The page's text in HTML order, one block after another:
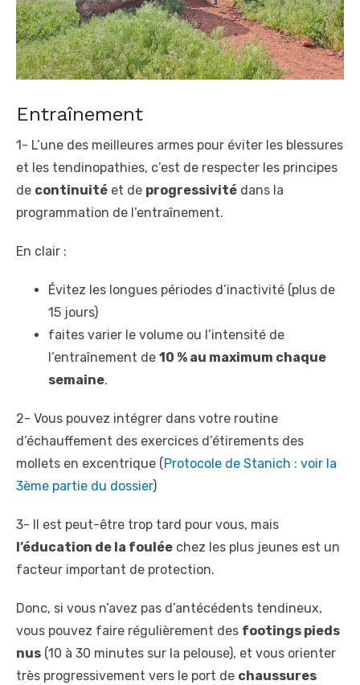
Entraînement
1- L’une des meilleures armes pour éviter les blessures
et les tendinopathies, c’est de respecter les principes
de continuité et de progressivité dans la
programmation de l’entraînement.
En clair :
Évitez les longues périodes d’inactivité (plus de
15 jours)
faites varier le volume ou l’intensité de
l’entraînement de 10 % au maximum chaque
semaine.
2- Vous pouvez intégrer dans votre routine
d’échauffement des exercices d’étirements des
mollets en excentrique ( Protocole de Stanich : voir la
3ème partie du dossier)
3- Il est peut-être trop tard pour vous, mais
l’éducation de la foulée chez les plus jeunes est un
facteur important de protection.
Donc, si vous n’avez pas d’antécédents tendineux,
vous pouvez faire régulièrement des footings pieds
nus (10 à 30 minutes sur la pelouse), et vous orienter
très progressivement vers le port de chaussures